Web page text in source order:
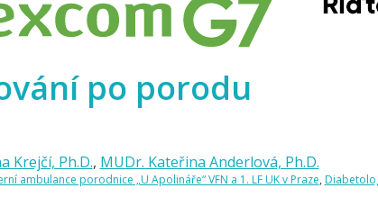
po porodu
Krejčí, Ph.D., MUDr. Kateřina Anderlová, Ph.D.
ambulance porodnice „U Apolináře“ VFN a 1. LF UK v Praze,